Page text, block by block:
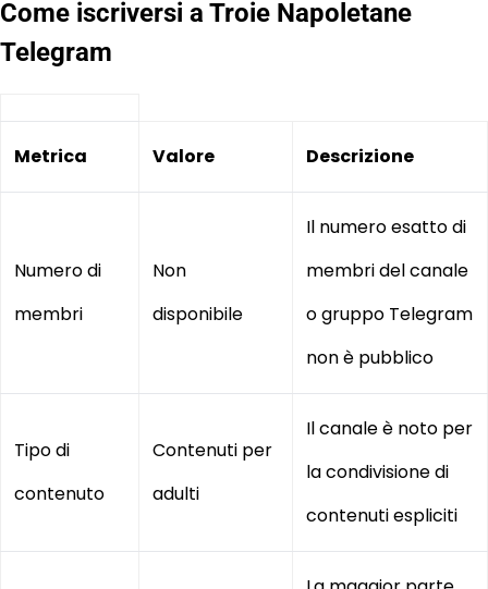
Come iscriversi a Troie Napoletane
Telegram
Metrica Valore Descrizione
Numero di
membri
Non
disponibile
Il numero esatto di
membri del canale
o gruppo Telegram
non è pubblico
Tipo di
contenuto
Contenuti per
adulti
Il canale è noto per
la condivisione di
contenuti espliciti